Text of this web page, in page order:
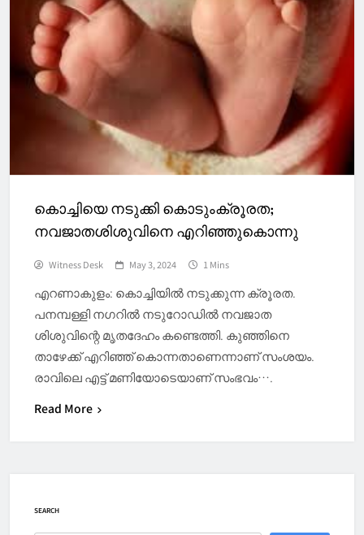
കൊച്ചിയെ നടുക്കി കൊടുംക്രൂരത;
നവജാതശിശുവിനെ എറിഞ്ഞുകൊന്നു
Witness Desk May 3, 2024 1 Mins
എറണാകുളം: കൊച്ചിയില്‍ നടുക്കുന്ന ക്രൂരത.
പനമ്പള്ളി നഗറിൽ നടുറോഡിൽ നവജാത
ശിശുവിന്റെ മൃതദേഹം കണ്ടെത്തി. കുഞ്ഞിനെ
താഴേക്ക് എറിഞ്ഞ് കൊന്നതാണെന്നാണ് സംശയം.
രാവിലെ എട്ട് മണിയോടെയാണ് സംഭവം….
Read More
SEARCH